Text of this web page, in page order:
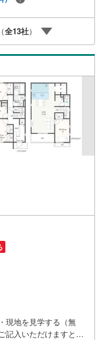
から始まる【住宅ロー
後の費用負担】住宅
部分を明確にしていき
全13社）
現地を見学する（無
記入いただけますとス